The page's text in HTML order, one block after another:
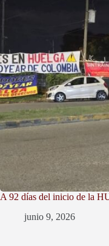
A 92 días del inicio de la
junio 9, 2026